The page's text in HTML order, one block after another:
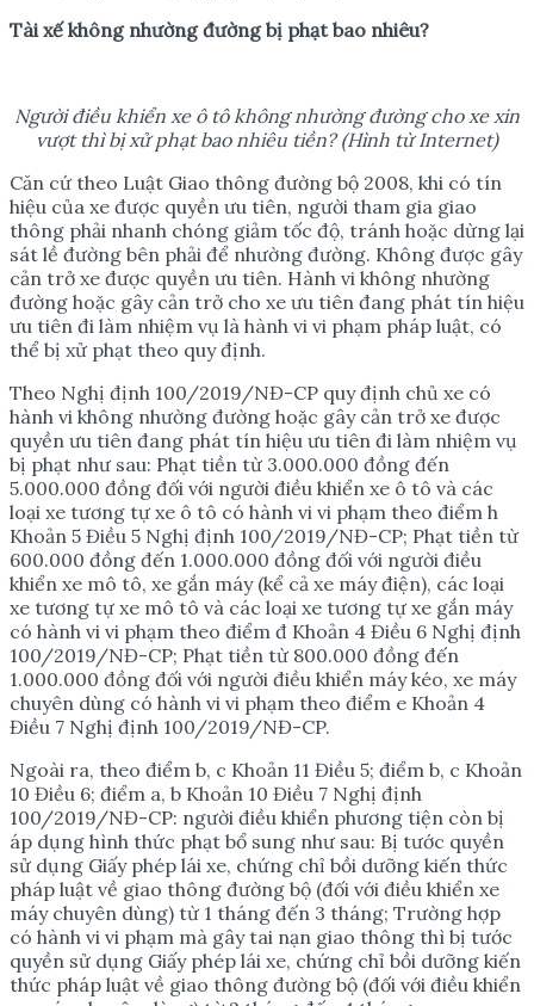
Tài xế không nhường đường bị phạt bao nhiêu?
Người điều khiển xe ô tô không nhường đường cho xe xin
vượt thì bị xử phạt bao nhiêu tiền? (Hình từ Internet)
Căn cứ theo Luật Giao thông đường bộ 2008, khi có tín
hiệu của xe được quyền ưu tiên, người tham gia giao
thông phải nhanh chóng giảm tốc độ, tránh hoặc dừng lại
sát lề đường bên phải để nhường đường. Không được gây
cản trở xe được quyền ưu tiên. Hành vi không nhường
đường hoặc gây cản trở cho xe ưu tiên đang phát tín hiệu
ưu tiên đi làm nhiệm vụ là hành vi vi phạm pháp luật, có
thể bị xử phạt theo quy định.
Theo Nghị định 100/2019/NĐ-CP quy định chủ xe có
hành vi không nhường đường hoặc gây cản trở xe được
quyền ưu tiên đang phát tín hiệu ưu tiên đi làm nhiệm vụ
bị phạt như sau: Phạt tiền từ 3.000.000 đồng đến
5.000.000 đồng đối với người điều khiển xe ô tô và các
loại xe tương tự xe ô tô có hành vi vi phạm theo điểm h
Khoản 5 Điều 5 Nghị định 100/2019/NĐ-CP; Phạt tiền từ
600.000 đồng đến 1.000.000 đồng đối với người điều
khiển xe mô tô, xe gắn máy (kể cả xe máy điện), các loại
xe tương tự xe mô tô và các loại xe tương tự xe gắn máy
có hành vi vi phạm theo điểm đ Khoản 4 Điều 6 Nghị định
100/2019/NĐ-CP; Phạt tiền từ 800.000 đồng đến
1.000.000 đồng đối với người điều khiển máy kéo, xe máy
chuyên dùng có hành vi vi phạm theo điểm e Khoản 4
Điều 7 Nghị định 100/2019/NĐ-CP.
Ngoài ra, theo điểm b, c Khoản 11 Điều 5; điểm b, c Khoản
10 Điều 6; điểm a, b Khoản 10 Điều 7 Nghị định
100/2019/NĐ-CP: người điều khiển phương tiện còn bị
áp dụng hình thức phạt bổ sung như sau: Bị tước quyền
sử dụng Giấy phép lái xe, chứng chỉ bồi dưỡng kiến thức
pháp luật về giao thông đường bộ (đối với điều khiển xe
máy chuyên dùng) từ 1 tháng đến 3 tháng; Trường hợp
có hành vi vi phạm mà gây tai nạn giao thông thì bị tước
quyền sử dụng Giấy phép lái xe, chứng chỉ bồi dưỡng kiến
thức pháp luật về giao thông đường bộ (đối với điều khiển